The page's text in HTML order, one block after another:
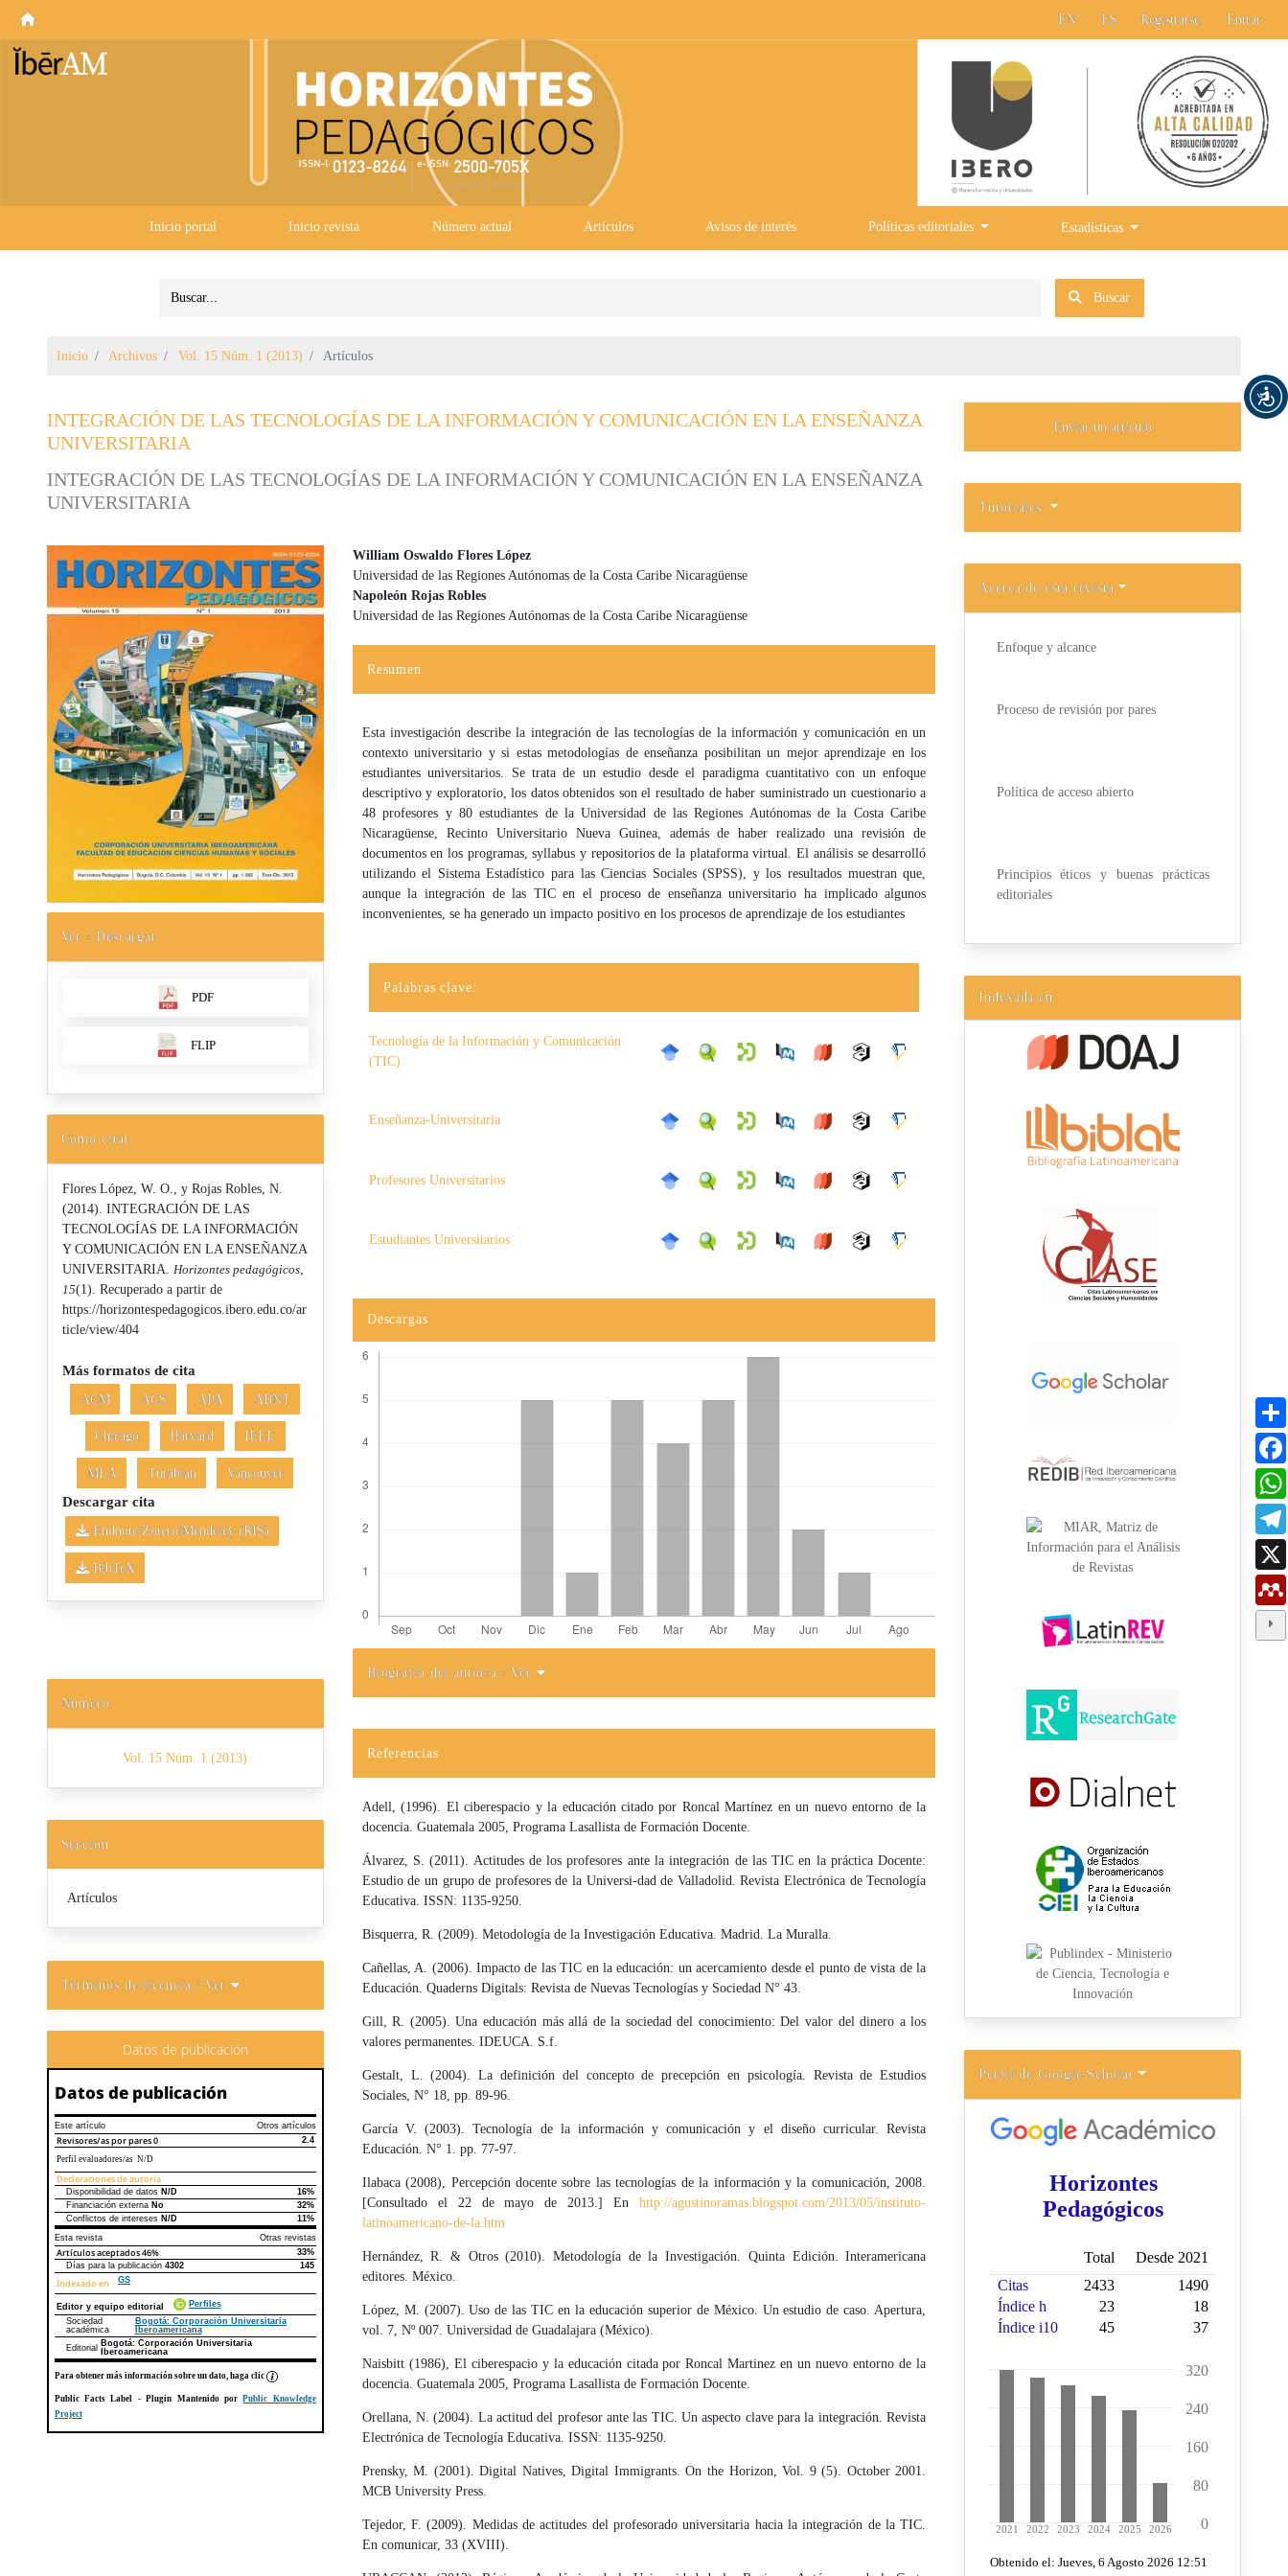
EN ES Registrarse Entrar
Inicio portal Inicio revista Número actual Artículos Avisos de interés Políticas editoriales Estadísticas
Buscar
Inicio Archivos Vol. 15 Núm. 1 (2013) Artículos
INTEGRACIÓN DE LAS TECNOLOGÍAS DE LA INFORMACIÓN Y COMUNICACIÓN EN LA ENSEÑANZA
UNIVERSITARIA
INTEGRACIÓN DE LAS TECNOLOGÍAS DE LA INFORMACIÓN Y COMUNICACIÓN EN LA ENSEÑANZA
UNIVERSITARIA
Barra lateral del artículo
Ver / Descargar
PDF
FLIP
Cómo citar
Flores López, W. O., y Rojas Robles, N.
(2014). INTEGRACIÓN DE LAS
TECNOLOGÍAS DE LA INFORMACIÓN
Y COMUNICACIÓN EN LA ENSEÑANZA
UNIVERSITARIA. Horizontes pedagógicos,
15(1). Recuperado a partir de
https://horizontespedagogicos.ibero.edu.co/ar
ticle/view/404
Más formatos de cita
ACM ACS APA ABNT
Chicago Harvard IEEE
MLA Turabian Vancouver
Descargar cita
Endnote/Zotero/Mendeley (RIS)
BibTeX
Número
Vol. 15 Núm. 1 (2013)
Sección
Artículos
Términos de licencia / Ver
Datos de publicación
Datos de publicación
Este artículo Otros artículos
Revisores/as por pares0
2.4
Perfil evaluadores/as N/D
Declaraciones de autoría
Declaraciones de autoríaEste artículo
Disponibilidad de datos N/D
16%
Financiación externa No
32%
Conflictos de intereses N/D
11%
Esta revista
Otras revistas
Artículos aceptados46%
33%
Días para la publicación 4302 145
Indexado en GS
Editor y equipo editorial
Perfiles
Sociedad
académica
Bogotá: Corporación Universitaria
Iberoamericana
Editorial
Bogotá: Corporación Universitaria
Iberoamericana
Para obtener más información sobre un dato, haga clic
Public Facts Label - Plugin Mantenido porPublic Knowledge
Project
Contenido principal del artículo
William Oswaldo Flores López
Universidad de las Regiones Autónomas de la Costa Caribe Nicaragüense
Napoleón Rojas Robles
Universidad de las Regiones Autónomas de la Costa Caribe Nicaragüense
Resumen
Esta investigación describe la integración de las tecnologías de la información y comunicación en un
contexto universitario y si estas metodologías de enseñanza posibilitan un mejor aprendizaje en los
estudiantes universitarios. Se trata de un estudio desde el paradigma cuantitativo con un enfoque
descriptivo y exploratorio, los datos obtenidos son el resultado de haber suministrado un cuestionario a
48 profesores y 80 estudiantes de la Universidad de las Regiones Autónomas de la Costa Caribe
Nicaragüense, Recinto Universitario Nueva Guinea, además de haber realizado una revisión de
documentos en los programas, syllabus y repositorios de la plataforma virtual. El análisis se desarrolló
utilizando el Sistema Estadístico para las Ciencias Sociales (SPSS), y los resultados muestran que,
aunque la integración de las TIC en el proceso de enseñanza universitario ha implicado algunos
inconvenientes, se ha generado un impacto positivo en los procesos de aprendizaje de los estudiantes
Palabras clave:
Tecnología de la Información y Comunicación
(TIC)
Enseñanza-Universitaria
Profesores Universitarios
Estudiantes Universitarios
Descargas
Biografía del autor/a / Ver
Referencias
Adell, (1996). El ciberespacio y la educación citado por Roncal Martínez en un nuevo entorno de la
docencia. Guatemala 2005, Programa Lasallista de Formación Docente.
Álvarez, S. (2011). Actitudes de los profesores ante la integración de las TIC en la práctica Docente:
Estudio de un grupo de profesores de la Universi-dad de Valladolid. Revista Electrónica de Tecnología
Educativa. ISSN: 1135-9250.
Bisquerra, R. (2009). Metodología de la Investigación Educativa. Madrid. La Muralla.
Cañellas, A. (2006). Impacto de las TIC en la educación: un acercamiento desde el punto de vista de la
Educación. Quaderns Digitals: Revista de Nuevas Tecnologías y Sociedad N° 43.
Gill, R. (2005). Una educación más allá de la sociedad del conocimiento: Del valor del dinero a los
valores permanentes. IDEUCA. S.f.
Gestalt, L. (2004). La definición del concepto de precepción en psicología. Revista de Estudios
Sociales, N° 18, pp. 89-96.
García V. (2003). Tecnología de la información y comunicación y el diseño curricular. Revista
Educación. N° 1. pp. 77-97.
Ilabaca (2008), Percepción docente sobre las tecnologías de la información y la comunicación, 2008.
[Consultado el 22 de mayo de 2013.] Enhttp://agustinoramas.blogspot.com/2013/05/instituto-
latinoamericano-de-la.htm
Hernández, R. & Otros (2010). Metodología de la Investigación. Quinta Edición. Interamericana
editores. México.
López, M. (2007). Uso de las TIC en la educación superior de México. Un estudio de caso. Apertura,
vol. 7, Nº 007. Universidad de Guadalajara (México).
Naisbitt (1986), El ciberespacio y la educación citada por Roncal Martinez en un nuevo entorno de la
docencia. Guatemala 2005, Programa Lasallista de Formación Docente.
Orellana, N. (2004). La actitud del profesor ante las TIC. Un aspecto clave para la integración. Revista
Electrónica de Tecnología Educativa. ISSN: 1135-9250.
Prensky, M. (2001). Digital Natives, Digital Immigrants. On the Horizon, Vol. 9 (5). October 2001.
MCB University Press.
Tejedor, F. (2009). Medidas de actitudes del profesorado universitaria hacia la integración de la TIC.
En comunicar, 33 (XVIII).
Enviar un artículo
Tutoriales
Acerca de esta revista
Enfoque y alcance
Proceso de revisión por pares
Política de acceso abierto
Principios éticos y buenas prácticas
editoriales
Indexada en
Perfil de Google Scholar